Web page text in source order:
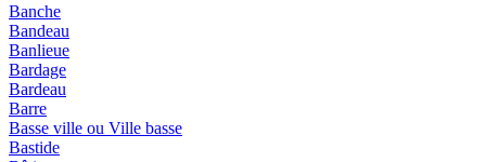
Banche
Bandeau
Banlieue
Bardage
Bardeau
Barre
Basse ville ou Ville basse
Bastide